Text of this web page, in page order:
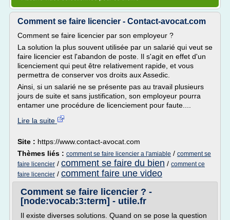
Comment se faire licencier - Contact-avocat.com
Comment se faire licencier par son employeur ?
La solution la plus souvent utilisée par un salarié qui veut se
faire licencier est l'abandon de poste. Il s'agit en effet d'un
licenciement qui peut être relativement rapide, et vous
permettra de conserver vos droits aux Assedic.
Ainsi, si un salarié ne se présente pas au travail plusieurs
jours de suite et sans justification, son employeur pourra
entamer une procédure de licenciement pour faute....
Lire la suite
Site : https://www.contact-avocat.com
Thèmes liés : comment se faire licencier a l'amiable / comment se
faire licencier / comment se faire du bien / comment ce
faire licencier / comment faire une video
Comment se faire licencier ? -
[node:vocab:3:term] - utile.fr
Il existe diverses solutions. Quand on se pose la question